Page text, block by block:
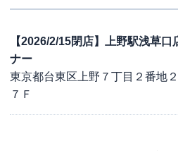
【2026/2/15閉店】上野駅浅草口
ナー
東京都台東区上野７丁目２番地
７Ｆ